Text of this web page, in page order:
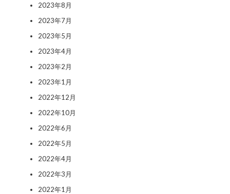
2023年8月
2023年7月
2023年5月
2023年4月
2023年2月
2023年1月
2022年12月
2022年10月
2022年6月
2022年5月
2022年4月
2022年3月
2022年1月